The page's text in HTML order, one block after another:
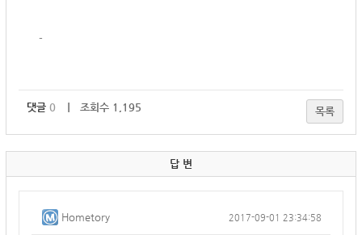
-
댓글 0 ｜ 조회수 1,195 목록
답 변
Hometory 2017-09-01 23:34:58